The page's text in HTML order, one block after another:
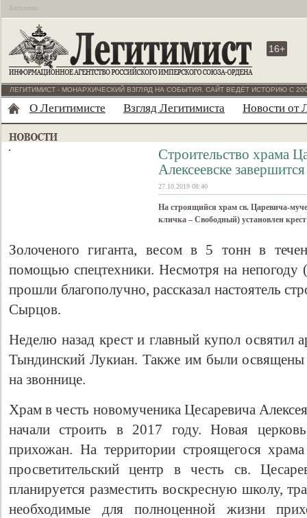
Бесплатно
16+
ЛЕГИТИМИСТ - МОНАРХИЧЕСКИЙ ВЗГЛЯД НА СОБЫТИЯ. САЙТ ВЕДЁТ ИСТОРИЮ С
О Легитимисте Взгляд Легитимиста Новости от
Строительство храма
Алексеевске
27.10.2019 08:40
На строящийся храм св. Царевича-
кличка – Свободный) установлен
Золоченого гиганта, весом в 5 тонн в
помощью спецтехники. Несмотря на непогоду
прошли благополучно, рассказал настоятель
Сырцов.
Неделю назад крест и главный купол освятил
Тындинский Лукиан. Также им были освящены
на звоннице.
Храм в честь новомученика Цесаревича
начали строить в 2017 году. Новая
прихожан. На территории строящегося
просветительский центр в честь св.
планируется разместить воскресную школу,
необходимые для полноценной жизни